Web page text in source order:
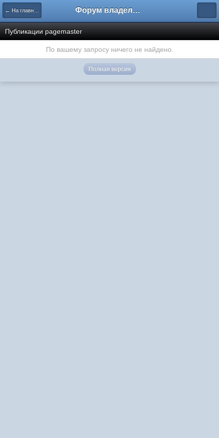
← На главную Форум владельцев интернет-магазинов
Публикации pagemaster
По вашему запросу ничего не найдено.
Полная версия